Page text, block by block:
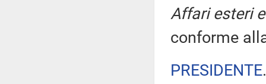
Affari esteri
conforme
PRESIDENTE